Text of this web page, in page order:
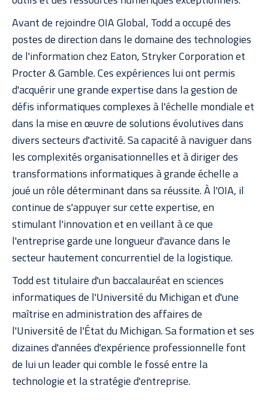
Avant de rejoindre OIA Global, Todd a occupé des
postes de direction dans le domaine des technologies
de l'information chez Eaton, Stryker Corporation et
Procter & Gamble. Ces expériences lui ont permis
d'acquérir une grande expertise dans la gestion de
défis informatiques complexes à l'échelle mondiale et
dans la mise en œuvre de solutions évolutives dans
divers secteurs d'activité. Sa capacité à naviguer dans
les complexités organisationnelles et à diriger des
transformations informatiques à grande échelle a
joué un rôle déterminant dans sa réussite. À l'OIA, il
continue de s'appuyer sur cette expertise, en
stimulant l'innovation et en veillant à ce que
l'entreprise garde une longueur d'avance dans le
secteur hautement concurrentiel de la logistique.
Todd est titulaire d'un baccalauréat en sciences
informatiques de l'Université du Michigan et d'une
maîtrise en administration des affaires de
l'Université de l'État du Michigan. Sa formation et ses
dizaines d'années d'expérience professionnelle font
de lui un leader qui comble le fossé entre la
technologie et la stratégie d'entreprise.